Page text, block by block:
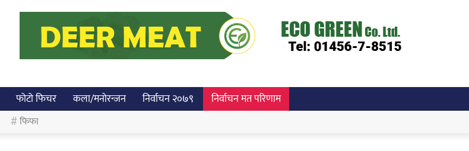
फोटो फिचर कला/मनोरन्जन निर्वाचन २०७९ निर्वाचन मत परिणाम
फिफा